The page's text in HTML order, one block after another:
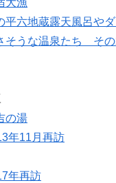
平六地蔵露天風呂や
そうな温泉たち そ
の湯
年11月再訪
年再訪